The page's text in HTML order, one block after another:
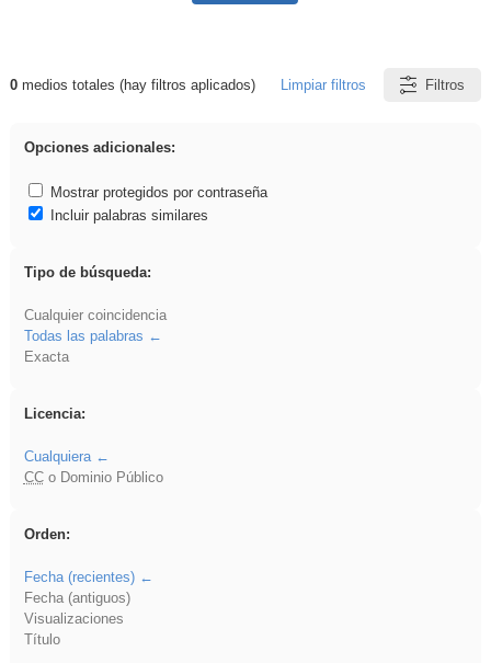
Resultados de: plancha
0medios totales (hay filtros aplicados) Limpiar filtros Filtros
Opciones adicionales:
Mostrar protegidos por contraseña
Incluir palabras similares
Tipo de búsqueda:
Cualquier coincidencia
Todas las palabras
Exacta
Licencia:
Cualquiera
CCo Dominio Público
Orden:
Fecha (recientes)
Fecha (antiguos)
Visualizaciones
Título